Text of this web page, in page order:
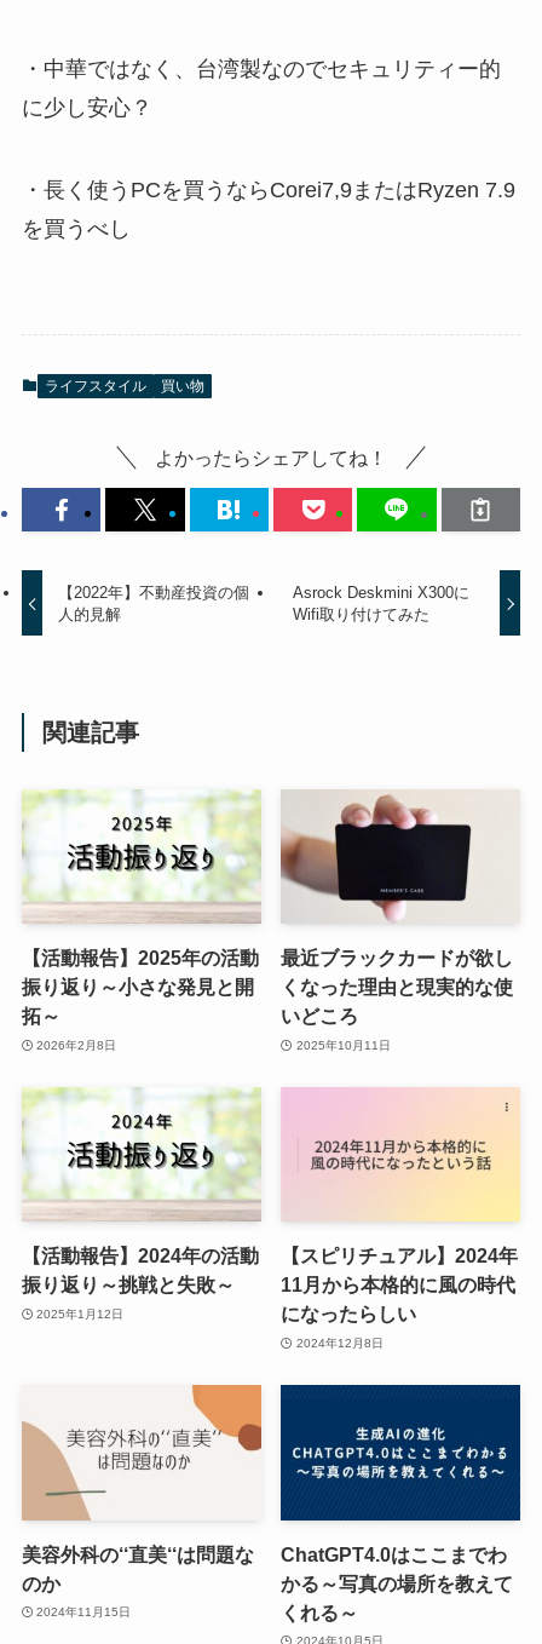
・中華ではなく、台湾製なのでセキュリティー的
に少し安心？
・長く使うPCを買うならCorei7,9またはRyzen 7.9
を買うべし
ライフスタイル 買い物
よかったらシェアしてね！
【2022年】不動産投資の個
人的見解
Asrock Deskmini X300に
Wifi取り付けてみた
関連記事
【活動報告】2025年の活動
振り返り～小さな発見と開
拓～
2026年2月8日
最近ブラックカードが欲し
くなった理由と現実的な使
いどころ
2025年10月11日
【活動報告】2024年の活動
振り返り～挑戦と失敗～
2025年1月12日
【スピリチュアル】2024年
11月から本格的に風の時代
になったらしい
2024年12月8日
美容外科の‘‘直美‘‘は問題な
のか
2024年11月15日
ChatGPT4.0はここまでわ
かる～写真の場所を教えて
くれる～
2024年10月5日